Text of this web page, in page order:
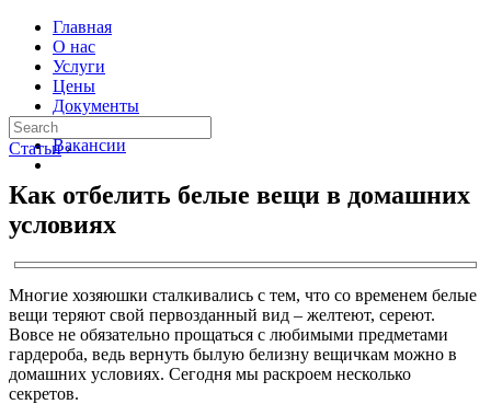
Главная
О нас
Услуги
Цены
Документы
Контакты
Вакансии
Статьи ›
Как отбелить белые вещи в домашних
условиях
Многие хозяюшки сталкивались с тем, что со временем белые
вещи теряют свой первозданный вид – желтеют, сереют.
Вовсе не обязательно прощаться с любимыми предметами
гардероба, ведь вернуть былую белизну вещичкам можно в
домашних условиях. Сегодня мы раскроем несколько
секретов.